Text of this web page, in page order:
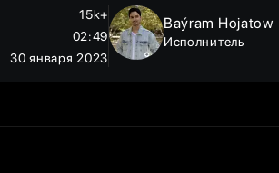
15k+
02:49
30 января 2023
Baýram Hojatow
Исполнитель